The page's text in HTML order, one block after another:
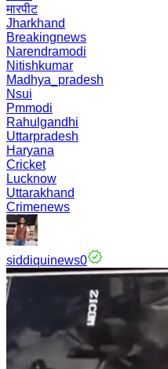
मारपीट
Jharkhand
Breakingnews
Narendramodi
Nitishkumar
Madhya_pradesh
Nsui
Pmmodi
Rahulgandhi
Uttarpradesh
Haryana
Cricket
Lucknow
Uttarakhand
Crimenews
siddiquinews0